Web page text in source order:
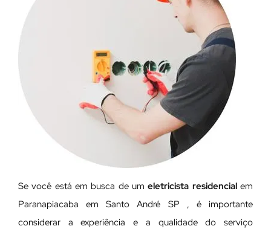
Se você está em busca de umeletricista residencialem
Paranapiacaba em Santo André SP , é importante
considerar a experiência e a qualidade do serviço